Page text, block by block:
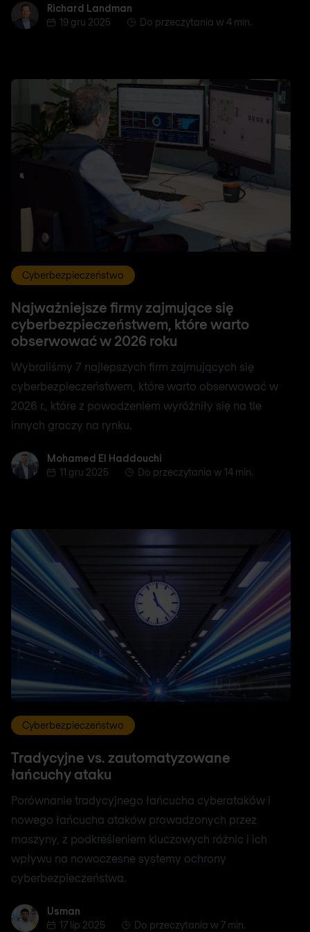
Richard Landman
Richard Landman
19 gru 2025
Do przeczytania w 4 min.
Cyberbezpieczeństwo
Najważniejsze firmy zajmujące się
cyberbezpieczeństwem, które warto
obserwować w 2026 roku
Wybraliśmy 7 najlepszych firm zajmujących się
cyberbezpieczeństwem, które warto obserwować w
2026 r., które z powodzeniem wyróżniły się na tle
innych graczy na rynku.
Mohamed El Haddouchi
Mohamed El Haddouchi
11 gru 2025
Do przeczytania w 14 min.
Cyberbezpieczeństwo
Tradycyjne vs. zautomatyzowane
łańcuchy ataku
Porównanie tradycyjnego łańcucha cyberataków i
nowego łańcucha ataków prowadzonych przez
maszyny, z podkreśleniem kluczowych różnic i ich
wpływu na nowoczesne systemy ochrony
cyberbezpieczeństwa.
Usman
Usman
17 lip 2025
Do przeczytania w 7 min.